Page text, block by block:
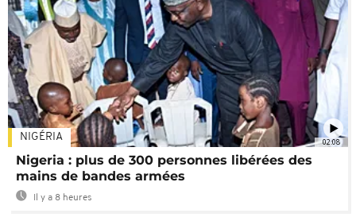
02:08
NIGÉRIA
Nigeria : plus de 300 personnes libérées des
mains de bandes armées
Il y a 8 heures